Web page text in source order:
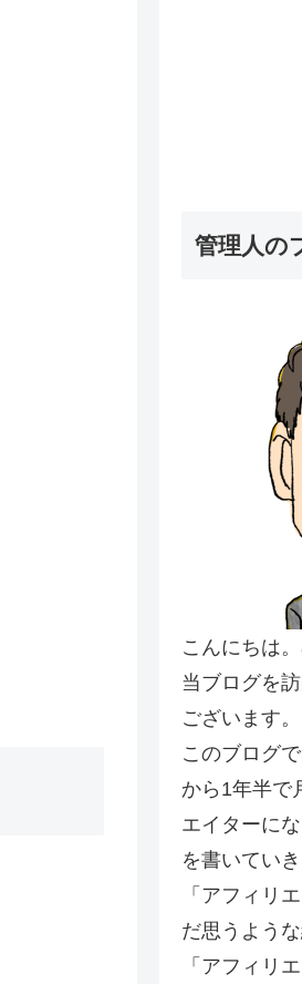
管理人の
こんにちは
当ブログを
ございます。
このブログ
から1年半で
エイターに
を書いていき
「アフィリ
だ思うよう
「アフィリ